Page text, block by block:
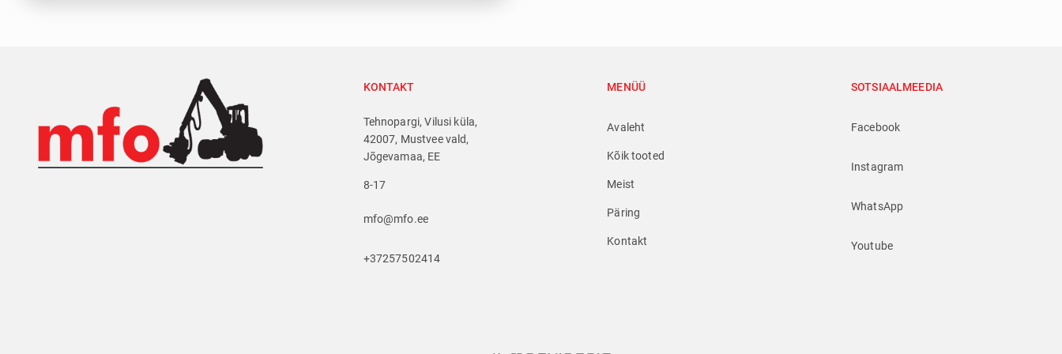
KONTAKT
Tehnopargi, Vilusi küla,
42007, Mustvee vald,
Jõgevamaa, EE
8-17
mfo@mfo.ee
+37257502414
MENÜÜ
Avaleht
Kõik tooted
Meist
Päring
Kontakt
SOTSIAALMEEDIA
Facebook
Instagram
WhatsApp
Youtube